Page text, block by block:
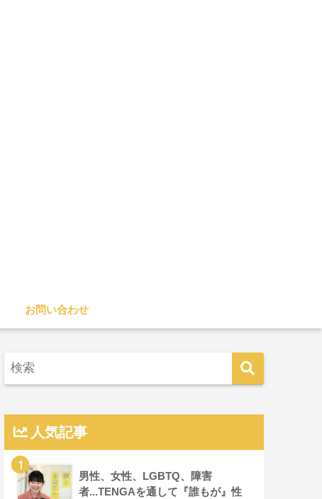
お問い合わせ
人気記事
1
男性、女性、LGBTQ、障害
者...TENGAを通して『誰もが』性